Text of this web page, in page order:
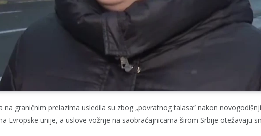
na graničnim prelazima usledila su zbog „povratnog talasa“ nakon
Evropske unije, a uslove vožnje na saobraćajnicama širom Srbije otežavaju